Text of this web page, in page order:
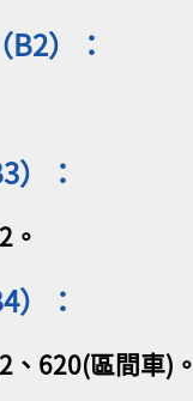
）：
）：
。
）：
620(區間車)。